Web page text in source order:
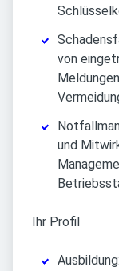
von
und
Ihr Profil